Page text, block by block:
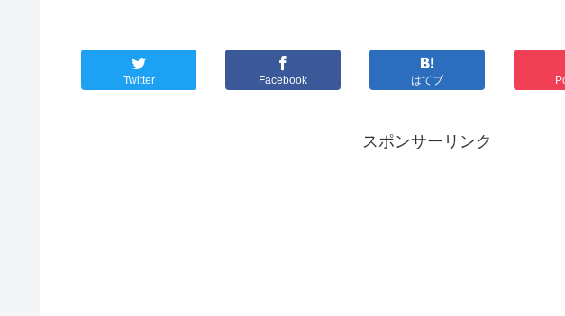
Twitter Facebook はてブ
スポンサーリンク